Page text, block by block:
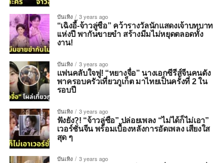
บันเทิง 3 years ago
“เฉิงอี้-จ้าวลู่ซือ” คว้ารางวัลนักแสดงเจ้าบทบาท
เเห่งปี พากันขายขำ สร้างมีมไม่หยุดตลอดทั้ง
งาน!
บันเทิง 3 years ago
แฟนคลับใจฟู! “หยางจื่อ” นางเอกซีรีส์จีนคนดัง
พาครอบครัวเที่ยวภูเก็ต มาไทยเป็นครั้งที่ 2 ใน
รอบปี
บันเทิง 3 years ago
ฟังยัง?! “จ้าวลู่ซือ” ปล่อยเพลง “ไม่ได้ก็ไม่เอา”
เวอร์ชั่นจีน พร้อมเบื้องหลังการอัดเพลง เสียงใส
สุด ๆ
บันเทิง 3 years ago